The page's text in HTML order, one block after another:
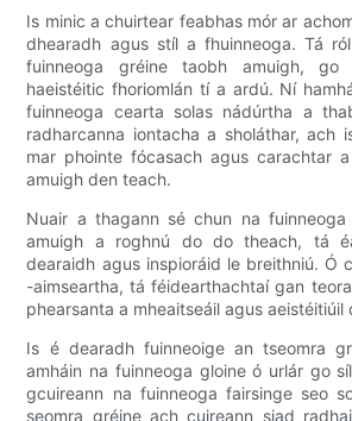
Is minic a chuirtear feabhas mór ar
dhearadh agus stíl a fhuinneoga. Tá
fuinneoga gréine taobh amuigh, go
haeistéitic fhoriomlán tí a ardú. Ní
fuinneoga cearta solas nádúrtha a
radharcanna iontacha a sholáthar, ach
mar phointe fócasach agus carachtar
amuigh den teach.
Nuair a thagann sé chun na
amuigh a roghnú do do theach, tá
dearaidh agus inspioráid le breithniú. Ó
-aimseartha, tá féidearthachtaí gan
phearsanta a mheaitseáil agus aeistéitiúil
Is é dearadh fuinneoige an tseomra
amháin na fuinneoga gloine ó urlár go
gcuireann na fuinneoga fairsinge seo
seomra gréine ach cuireann siad